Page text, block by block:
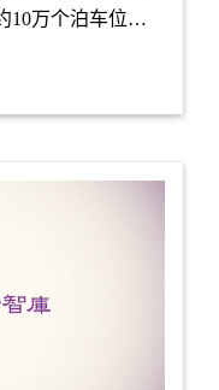
10万个泊车位，
售予领展（前称